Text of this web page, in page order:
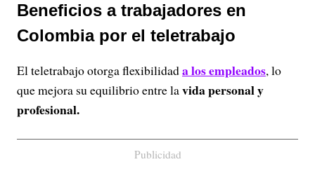
Beneficios a trabajadores en
Colombia por el teletrabajo
El teletrabajo otorga flexibilidada los empleados, lo
que mejora su equilibrio entre lavida personal y
profesional.
Publicidad